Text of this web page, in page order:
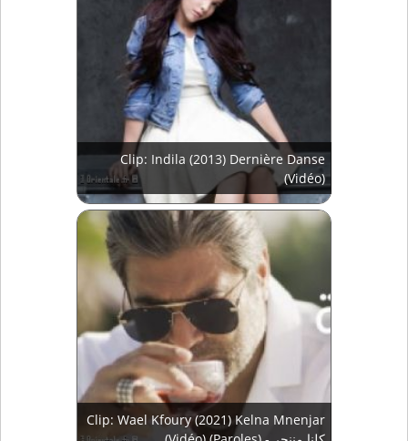
Clip: Indila (2013) Dernière Danse
(Vidéo)
Clip: Wael Kfoury (2021) Kelna Mnenjar